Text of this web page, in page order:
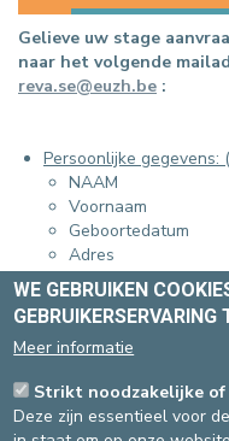
Gelieve uw stage
naar het volgende
reva.se@euzh.be :
Persoonlijke gegevens:
NAAM
Voornaam
Geboortedatum
Adres
Postcode
Stad
Land
GSM/vaste
Gegevens met
Naam van de school
WE GEBRUIKEN
GEBRUIKERSERVARING
Meer informatie
Strikt noodzakelijke of
Deze zijn essentieel voor